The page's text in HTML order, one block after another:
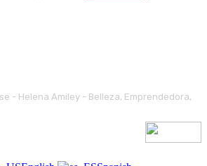
- Helena Amiley - Belleza, Emprendedora,